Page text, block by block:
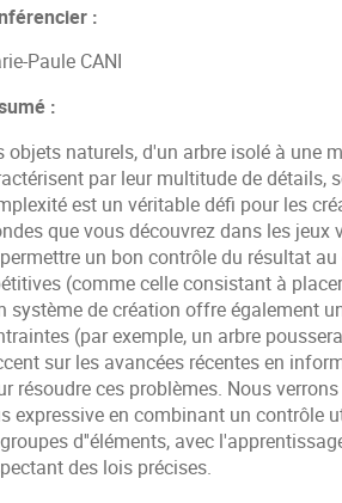
:
Paule CANI
:
objets naturels, d'un arbre isolé à une
par leur multitude de détails,
est un véritable défi pour les
que vous découvrez dans les
un bon contrôle du résultat
(comme celle consistant à
système de création offre également
(par exemple, un arbre
sur les avancées récentes en
résoudre ces problèmes. Nous
expressive en combinant un contrôle
d''éléments, avec
des lois précises.